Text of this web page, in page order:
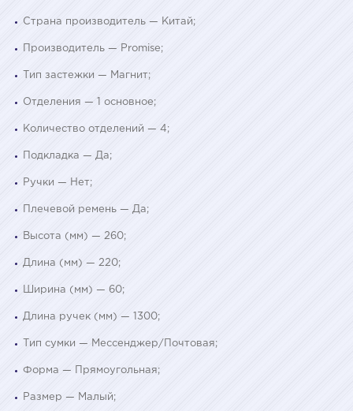
Страна производитель — Китай;
Производитель — Promise;
Тип застежки — Магнит;
Отделения — 1 основное;
Количество отделений — 4;
Подкладка — Да;
Ручки — Нет;
Плечевой ремень — Да;
Высота (мм) — 260;
Длина (мм) — 220;
Ширина (мм) — 60;
Длина ручек (мм) — 1300;
Тип сумки — Мессенджер/Почтовая;
Форма — Прямоугольная;
Размер — Малый;